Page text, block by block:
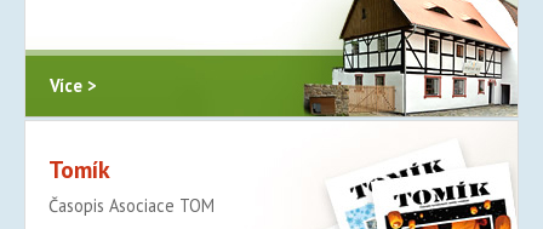
Více >
Tomík
Časopis Asociace TOM